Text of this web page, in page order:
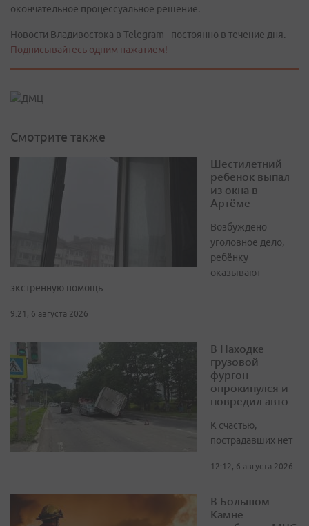
окончательное процессуальное решение.
Новости Владивостока в Telegram - постоянно в течение дня.
Подписывайтесь одним нажатием!
Смотрите также
Шестилетний
ребенок выпал
из окна в
Артёме
Возбуждено
уголовное дело,
ребёнку
оказывают
экстренную помощь
9:21, 6 августа 2026
В Находке
грузовой
фургон
опрокинулся и
повредил авто
К счастью,
пострадавших нет
12:12, 6 августа 2026
В Большом
Камне